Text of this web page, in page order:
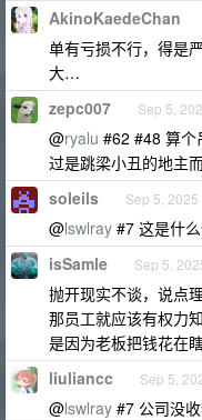
AkinoKaedeChan
单有亏损不行，得是
大…
zepc007 Sep 5,
@ryalu #62 #48 算个
过是跳梁小丑的地主
soleils Sep 5, 2025
@lswlray #7 这是什
isSamle Sep 5,
抛开现实不谈，说点
那员工就应该有权力
是因为老板把钱花在
liuliancc Sep 5,
@lswlray #7 公司没